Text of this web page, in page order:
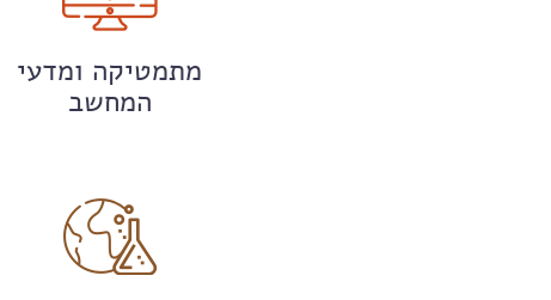
מתמטיקה ומדעי
המחשב